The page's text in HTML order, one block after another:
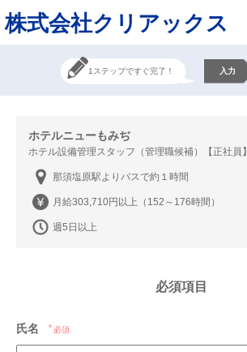
株式会社クリアックス
1ステップですぐ完了！ 入力
ホテルニューもみぢ
ホテル設備管理スタッフ（管理職候補）【正社員】
那須塩原駅よりバスで約１時間
月給303,710円以上（152～176時間）
週5日以上
必須項目
氏名 必須